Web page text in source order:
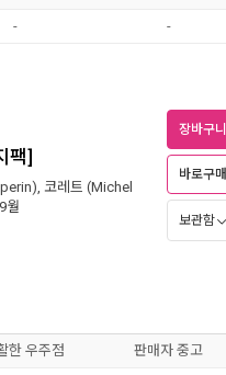
- -
팩]
, 코레트 (Michel
월
장바구니
바로구매
보관함
한 우주점 판매자 중고